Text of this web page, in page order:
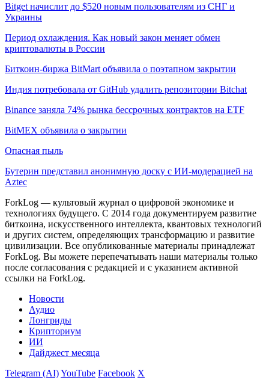
Bitget начислит до $520 новым пользователям из СНГ и
Украины
Период охлаждения. Как новый закон меняет обмен
криптовалюты в России
Биткоин-биржа BitMart объявила о поэтапном закрытии
Индия потребовала от GitHub удалить репозитории Bitchat
Binance заняла 74% рынка бессрочных контрактов на ETF
BitMEX объявила о закрытии
Опасная пыль
Бутерин представил анонимную доску с ИИ-модерацией на
Aztec
ForkLog — культовый журнал о цифровой экономике и
технологиях будущего. С 2014 года документируем развитие
биткоина, искусственного интеллекта, квантовых технологий
и других систем, определяющих трансформацию и развитие
цивилизации. Все опубликованные материалы принадлежат
ForkLog. Вы можете перепечатывать наши материалы только
после согласования с редакцией и с указанием активной
ссылки на ForkLog.
Новости
Аудио
Лонгриды
Крипториум
ИИ
Дайджест месяца
Telegram (AI)YouTube Facebook X